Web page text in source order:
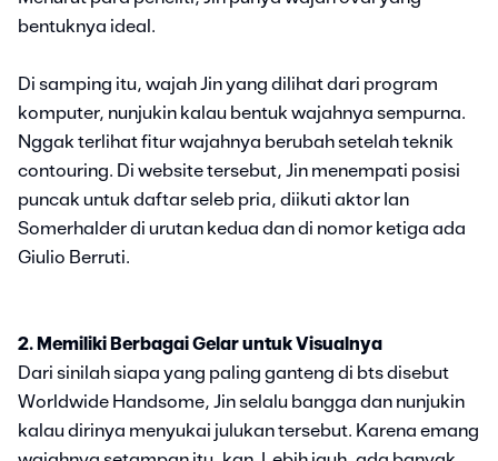
bentuknya ideal.
Di samping itu, wajah Jin yang dilihat dari program
komputer, nunjukin kalau bentuk wajahnya sempurna.
Nggak terlihat fitur wajahnya berubah setelah teknik
contouring. Di website tersebut, Jin menempati posisi
puncak untuk daftar seleb pria, diikuti aktor Ian
Somerhalder di urutan kedua dan di nomor ketiga ada
Giulio Berruti.
2. Memiliki Berbagai Gelar untuk Visualnya
Dari sinilah siapa yang paling ganteng di bts disebut
Worldwide Handsome, Jin selalu bangga dan nunjukin
kalau dirinya menyukai julukan tersebut. Karena emang